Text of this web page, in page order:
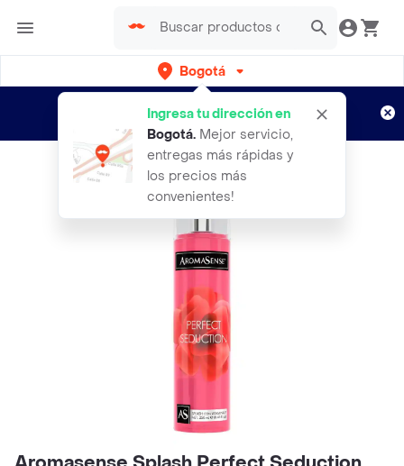
Bogotá
Ingresa tu dirección en
Bogotá. Mejor servicio,
entregas más rápidas y
los precios más
convenientes!
envíos gratis por semanas
Aplican TyC